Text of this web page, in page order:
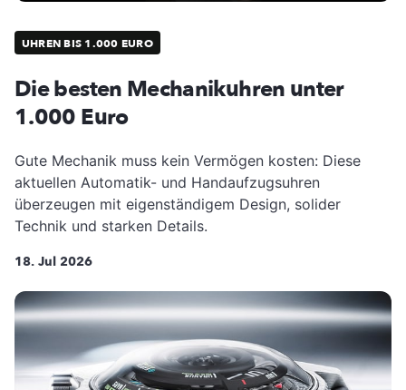
UHREN BIS 1.000 EURO
Die besten Mechanikuhren unter
1.000 Euro
Gute Mechanik muss kein Vermögen kosten: Diese
aktuellen Automatik- und Handaufzugsuhren
überzeugen mit eigenständigem Design, solider
Technik und starken Details.
18. Jul 2026